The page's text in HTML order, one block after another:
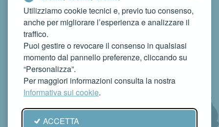
Utilizziamo cookie tecnici e, previo tuo consenso,
anche per migliorare l’esperienza e analizzare il
traffico.
Puoi gestire o revocare il consenso in qualsiasi
momento dal pannello preferenze, cliccando su
“Personalizza”.
Per maggiori informazioni consulta la nostra
Informativa sui cookie.
ACCETTA
DORMIRE
MANGIARE
NEWS
WEB TV
CONTATTI
FAI CONOSCERE LA TUA ATTIVITÀ
CONTATTACI PER PUBBLICARLA SU QUESTO SITO
info@rivieradelconero.tv
Privacy Policy